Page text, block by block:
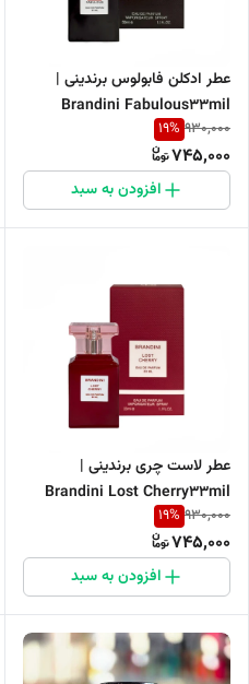
عطر ادکلن فابولوس برندینی |
Brandini Fabulous33mil
930,000
19%
745,000
افزودن به سبد
عطر لاست چری برندینی |
Brandini Lost Cherry33mil
930,000
19%
745,000
افزودن به سبد